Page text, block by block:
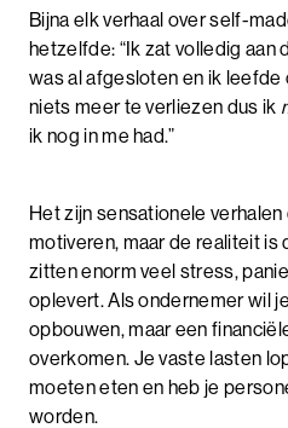
Bijna elk verhaal over self-
hetzelfde: “Ik zat volledig
was al afgesloten en ik leefde
niets meer te verliezen dus ik
ik nog in me had.”
Het zijn sensationele
motiveren, maar de realiteit is
zitten enorm veel stress,
oplevert. Als ondernemer wil
opbouwen, maar een
overkomen. Je vaste lasten
moeten eten en heb je
worden.